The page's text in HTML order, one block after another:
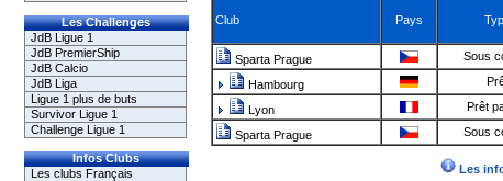
Les Challenges
JdB Ligue 1
JdB PremierShip
JdB Calcio
JdB Liga
Ligue 1 plus de buts
Survivor Ligue 1
Challenge Ligue 1
Infos Clubs
Les clubs Français
Club Pays
Sparta Prague Sous
Hambourg
Lyon Prêt
Sparta Prague Sous
Les